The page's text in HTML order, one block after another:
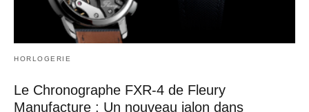
HORLOGERIE
Le Chronographe FXR-4 de Fleury
Manufacture : Un nouveau jalon dans